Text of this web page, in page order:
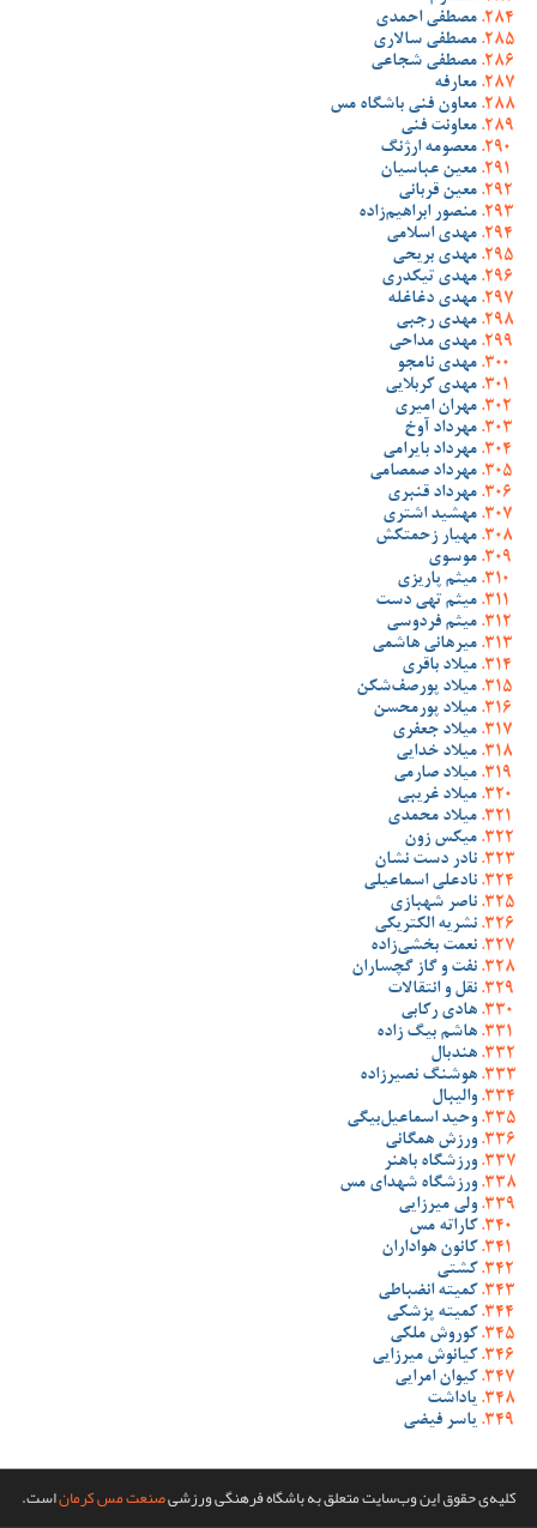
مصطفی احمدی
مصطفی سالاری
مصطفی شجاعی
معارفه
معاون فنی باشگاه مس
معاونت فنی
معصومه ارژنگ
معین عباسیان
معین قربانی
منصور ابراهیم‌زاده
مهدی اسلامی
مهدی بریحی
مهدی تیکدری
مهدی دغاغله
مهدی رجبی
مهدی مداحی
مهدی نامجو
مهدی کربلایی
مهران امیری
مهرداد آوخ
مهرداد بایرامی
مهرداد صمصامی
مهرداد قنبری
مهشید اشتری
مهیار زحمتکش
موسوی
میثم پاریزی
میثم تهی دست
میثم فردوسی
میرهانی هاشمی
میلاد باقری
میلاد پورصف‌شکن
میلاد پورمحسن
میلاد جعفری
میلاد خدایی
میلاد صارمی
میلاد غریبی
میلاد محمدی
میکس زون
نادر دست نشان
نادعلی اسماعیلی
ناصر شهبازی
نشریه الکتریکی
نعمت بخشی‌زاده
نفت و گاز گچساران
نقل و انتقالات
هادی رکابی
هاشم بیگ زاده
هندبال
هوشنگ نصیرزاده
والیبال
وحید اسماعیل‌بیگی
ورزش همگانی
ورزشگاه باهنر
ورزشگاه شهدای مس
ولی میرزایی
کاراته مس
کانون هواداران
کشتی
کمیته انضباطی
کمیته پزشکی
کوروش ملکی
کیانوش میرزایی
کیوان امرایی
یاداشت
یاسر فیضی
کلیه‌ی حقوق این وب‌سایت متعلق به باشگاه فرهنگی ورزشیصنعت مس کرماناست.